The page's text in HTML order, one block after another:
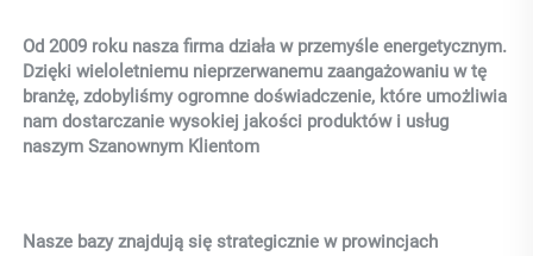
Od 2009 roku nasza firma działa w przemyśle energetycznym.
Dzięki wieloletniemu nieprzerwanemu zaangażowaniu w tę
branżę, zdobyliśmy ogromne doświadczenie, które umożliwia
nam dostarczanie wysokiej jakości produktów i usług
naszym Szanownym Klientom
Nasze bazy znajdują się strategicznie w prowincjach